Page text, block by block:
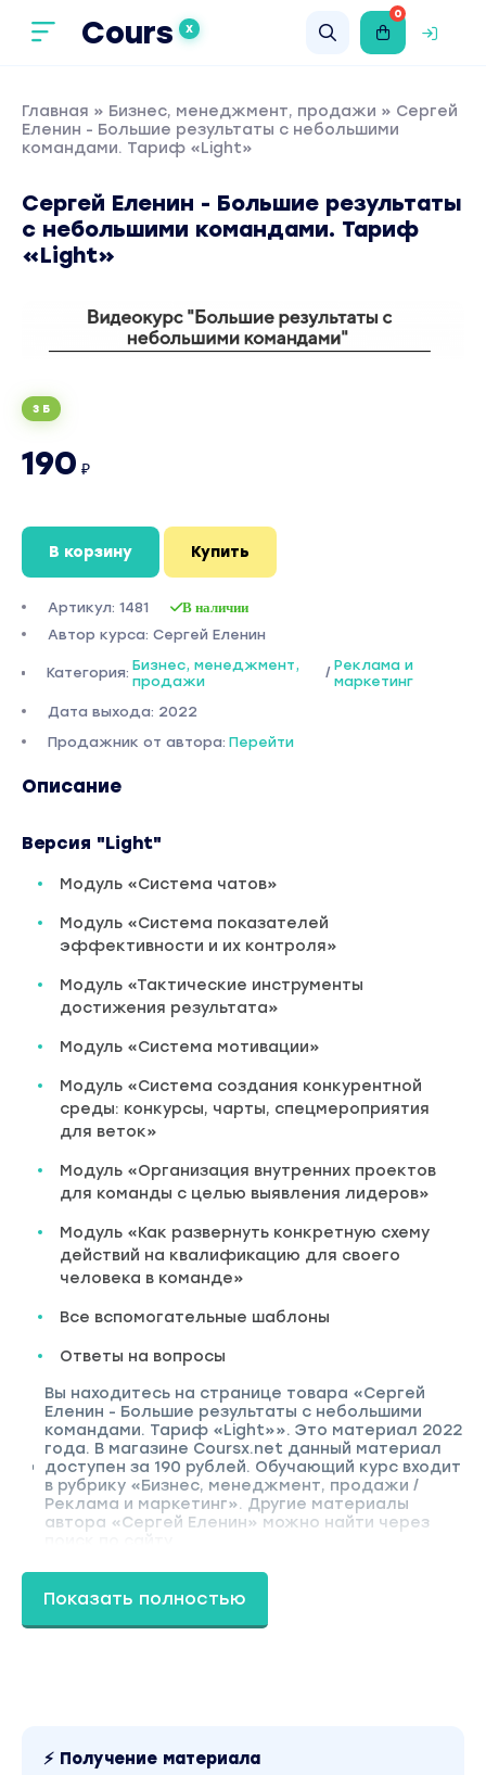
Cours X
0
Главная » Бизнес, менеджмент, продажи » Сергей
Еленин - Большие результаты с небольшими
командами. Тариф «Light»
Сергей Еленин - Большие результаты
с небольшими командами. Тариф
«Light»
3 Б
190 ₽
В корзину Купить
Артикул: 1481 В наличии
Автор курса: Сергей Еленин
Категория: Бизнес, менеджмент,
продажи
/ Реклама и
маркетинг
Дата выхода: 2022
Продажник от автора: Перейти
Описание
Версия "Light"
Модуль «Система чатов»
Модуль «Система показателей
эффективности и их контроля»
Модуль «Тактические инструменты
достижения результата»
Модуль «Система мотивации»
Модуль «Система создания конкурентной
среды: конкурсы, чарты, спецмероприятия
для веток»
Модуль «Организация внутренних проектов
для команды с целью выявления лидеров»
Модуль «Как развернуть конкретную схему
действий на квалификацию для своего
человека в команде»
Все вспомогательные шаблоны
Ответы на вопросы
Вы находитесь на странице товара «Сергей
Еленин - Большие результаты с небольшими
командами. Тариф «Light»». Это материал 2022
года. В магазине Coursx.net данный материал
доступен за 190 рублей. Обучающий курс входит
в рубрику «Бизнес, менеджмент, продажи /
Реклама и маркетинг». Другие материалы
автора «Сергей Еленин» можно найти через
Показать полностью
⚡ Получение материала